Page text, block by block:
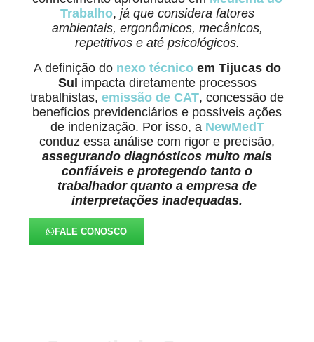
Trabalho, já que considera fatores
ambientais, ergonômicos, mecânicos,
repetitivos e até psicológicos.
A definição do nexo técnico em Tijucas do
Sul impacta diretamente processos
trabalhistas, emissão de CAT, concessão de
benefícios previdenciários e possíveis ações
de indenização. Por isso, a NewMedT
conduz essa análise com rigor e precisão,
assegurando diagnósticos muito mais
confiáveis e protegendo tanto o
trabalhador quanto a empresa de
interpretações inadequadas.
FALE CONOSCO